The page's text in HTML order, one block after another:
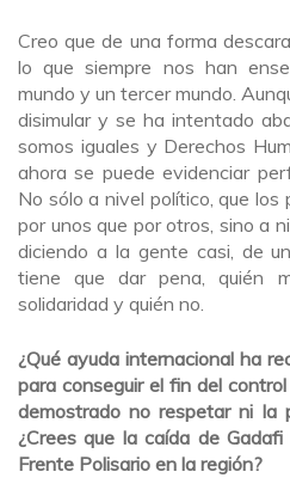
Creo que de una forma
lo que siempre nos han
mundo y un tercer mundo.
disimular y se ha intentado
somos iguales y Derechos
ahora se puede evidenciar
No sólo a nivel político, que los
por unos que por otros, sino a
diciendo a la gente casi, de
tiene que dar pena, quién
solidaridad y quién no.
¿Qué ayuda internacional ha
para conseguir el fin del
demostrado no respetar ni la
¿Crees que la caída de
Frente Polisario en la región?